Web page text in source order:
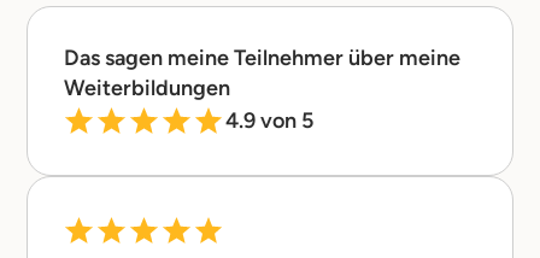
Das sagen meine Teilnehmer über meine
Weiterbildungen
4.9 von 5